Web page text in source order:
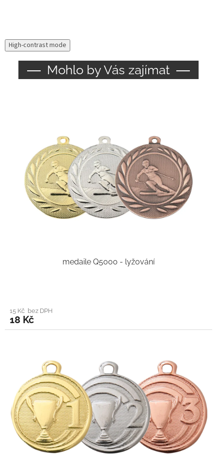
High-contrast mode
Mohlo by Vás zajímat
medaile Q5000 - lyžování
15 Kč bez DPH
18 Kč